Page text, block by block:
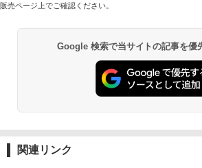
OM
￥9,980
47 (Late 2014) 【
witch PS4 PS5対応
￥6,470
21.5インチ 100Hz
【中古】ギリシャ語
風（単行本）
￥25,249
￥7,990
Anker Soundcore
￥250
BRUCE WAYNE
ウォーター ペットボ
ットル (Smart Basic)
￥1,380
￥770
異世界居酒屋「のぶ」
販売ページ上でご確認ください。
Google 検索で当サイトの記事を優
関連リンク